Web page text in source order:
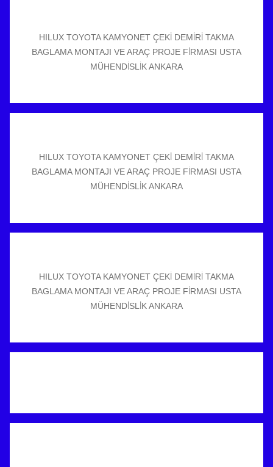
HILUX TOYOTA KAMYONET ÇEKİ DEMİRİ TAKMA
BAGLAMA MONTAJI VE ARAÇ PROJE FİRMASI USTA
MÜHENDİSLİK ANKARA
HILUX TOYOTA KAMYONET ÇEKİ DEMİRİ TAKMA
BAGLAMA MONTAJI VE ARAÇ PROJE FİRMASI USTA
MÜHENDİSLİK ANKARA
HILUX TOYOTA KAMYONET ÇEKİ DEMİRİ TAKMA
BAGLAMA MONTAJI VE ARAÇ PROJE FİRMASI USTA
MÜHENDİSLİK ANKARA